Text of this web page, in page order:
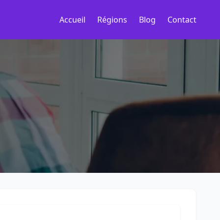
Accueil Régions Blog Contact